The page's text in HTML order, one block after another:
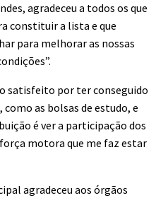
agradeceu a todos os que
constituir a lista e que
para melhorar as nossas
satisfeito por ter conseguido
as bolsas de estudo, e
é ver a participação dos
motora que me faz estar
agradeceu aos órgãos